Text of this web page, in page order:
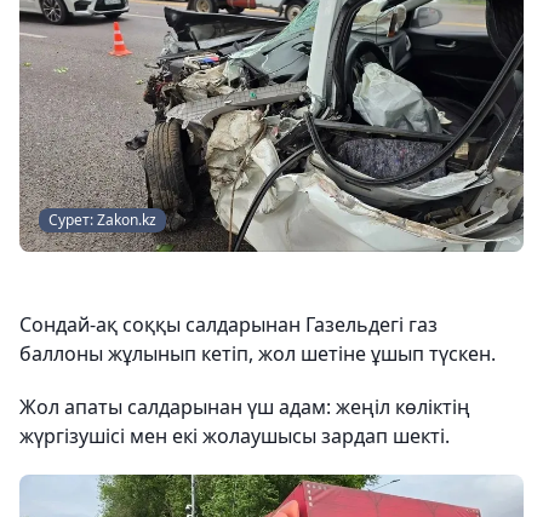
Сурет: Zakon.kz
Сондай-ақ соққы салдарынан Газельдегі газ
баллоны жұлынып кетіп, жол шетіне ұшып түскен.
Жол апаты салдарынан үш адам: жеңіл көліктің
жүргізушісі мен екі жолаушысы зардап шекті.